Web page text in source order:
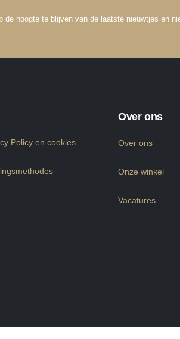
hoogte te blijven van de laatste nieuwtjes en
Policy en cookies
Over ons
Over ons
Onze winkel
Vacatures